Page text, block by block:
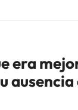
era